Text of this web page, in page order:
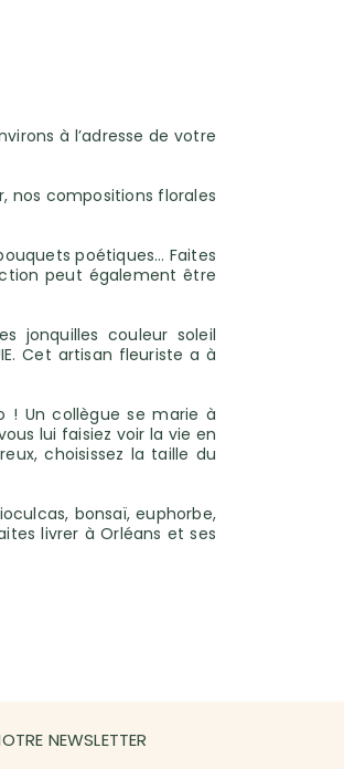
à l’adresse de votre
nos compositions florales
poétiques… Faites
peut également être
jonquilles couleur soleil
Cet artisan fleuriste a à
! Un collègue se marie à
lui faisiez voir la vie en
choisissez la taille du
bonsaï, euphorbe,
livrer à Orléans et ses
NEWSLETTER